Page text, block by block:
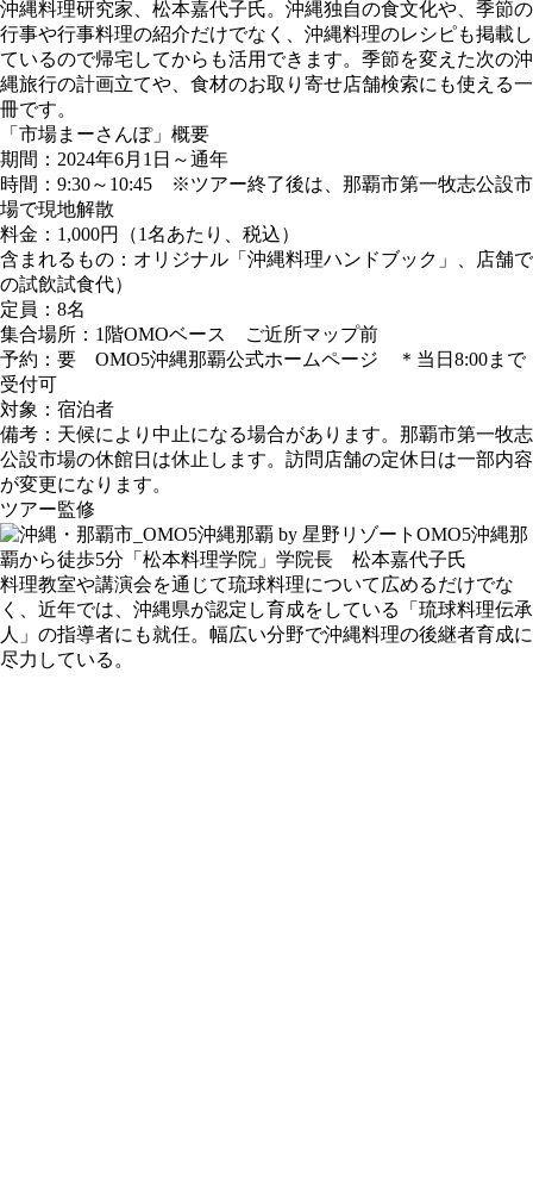
沖縄料理研究家、松本嘉代子氏。沖縄独自の食文化や、季節の
行事や行事料理の紹介だけでなく、沖縄料理のレシピも掲載し
ているので帰宅してからも活用できます。季節を変えた次の沖
縄旅行の計画立てや、食材のお取り寄せ店舗検索にも使える一
冊です。
「市場まーさんぽ」概要
期間：2024年6月1日～通年
時間：9:30～10:45 ※ツアー終了後は、那覇市第一牧志公設市
場で現地解散
料金：1,000円（1名あたり、税込）
含まれるもの：オリジナル「沖縄料理ハンドブック」、店舗で
の試飲試食代）
定員：8名
集合場所：1階OMOベース ご近所マップ前
予約：要 OMO5沖縄那覇公式ホームページ ＊当日8:00まで
受付可
対象：宿泊者
備考：天候により中止になる場合があります。那覇市第一牧志
公設市場の休館日は休止します。訪問店舗の定休日は一部内容
が変更になります。
ツアー監修
OMO5沖縄那
覇から徒歩5分「松本料理学院」学院長 松本嘉代子氏
料理教室や講演会を通じて琉球料理について広めるだけでな
く、近年では、沖縄県が認定し育成をしている「琉球料理伝承
人」の指導者にも就任。幅広い分野で沖縄料理の後継者育成に
尽力している。